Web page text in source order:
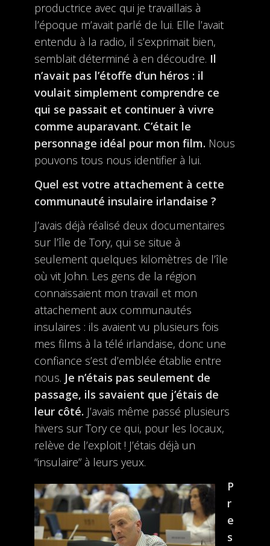
productrice avec qui je travaillais à
l’époque m’avait parlé de lui. Elle l’avait
entendu à la radio, il s’exprimait bien,
semblait déterminé à en découdre. Il
n’avait pas l’étoffe d’un héros : il
voulait simplement comprendre ce
qui se passait et continuer à vivre
comme auparavant. C’était le
personnage idéal pour mon film. Nous
pouvons tous nous identifier à lui.
Quel est votre attachement à cette
communauté insulaire irlandaise ?
J’avais déjà réalisé deux documentaires
sur l’île de Tory, qui se situe à
seulement quelques kilomètres de l’île
où vit John. Les gens de la région
connaissaient mon travail et mon
attachement aux communautés
insulaires : ils avaient vu plusieurs fois
mes films à la télé irlandaise, donc une
confiance s’est d’emblée établie entre
nous. Je n’étais pas seulement de
passage, ils savaient que j’étais de
leur côté. J’avais même passé plusieurs
hivers sur Tory ce qui, pour les locaux,
relève de l’exploit ! J’étais déjà un
“insulaire” à leurs yeux.
P
r
e
s